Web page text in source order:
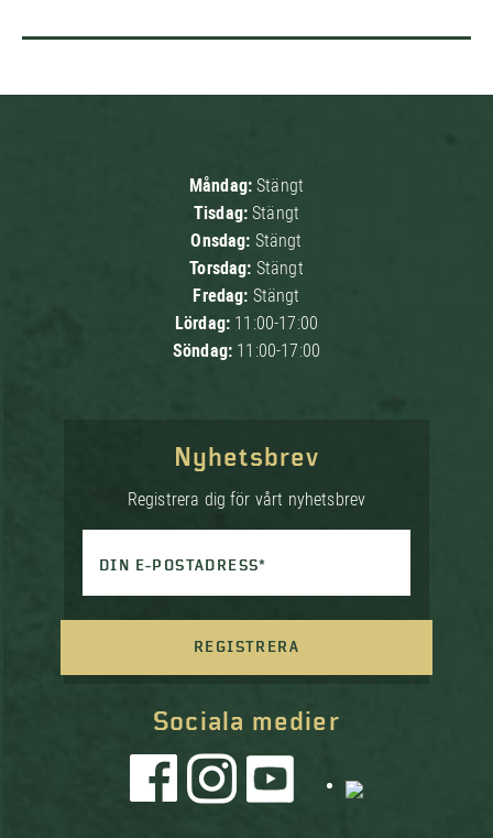
Måndag:Stängt
Tisdag:Stängt
Onsdag: Stängt
Torsdag: Stängt
Fredag: Stängt
Lördag: 11:00-17:00
Söndag: 11:00-17:00
Sociala medier
Nyhetsbrev
Registrera dig för vårt nyhetsbrev
DIN E-POSTADRESS*
REGISTRERA